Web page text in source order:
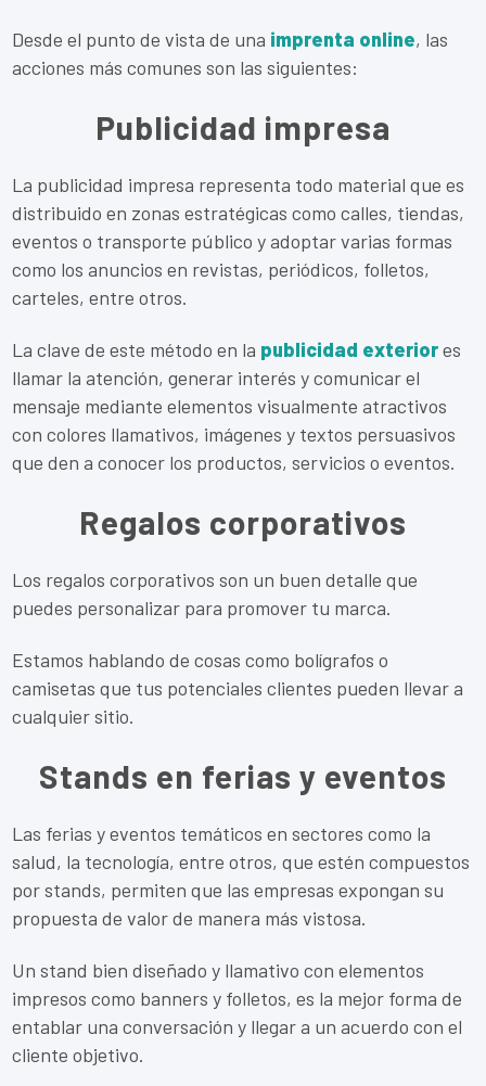
Desde el punto de vista de una imprenta online, las
acciones más comunes son las siguientes:
Publicidad impresa
La publicidad impresa representa todo material que es
distribuido en zonas estratégicas como calles, tiendas,
eventos o transporte público y adoptar varias formas
como los anuncios en revistas, periódicos, folletos,
carteles, entre otros.
La clave de este método en la publicidad exteriores
llamar la atención, generar interés y comunicar el
mensaje mediante elementos visualmente atractivos
con colores llamativos, imágenes y textos persuasivos
que den a conocer los productos, servicios o eventos.
Regalos corporativos
Los regalos corporativos son un buen detalle que
puedes personalizar para promover tu marca.
Estamos hablando de cosas como bolígrafos o
camisetas que tus potenciales clientes pueden llevar a
cualquier sitio.
Stands en ferias y eventos
Las ferias y eventos temáticos en sectores como la
salud, la tecnología, entre otros, que estén compuestos
por stands, permiten que las empresas expongan su
propuesta de valor de manera más vistosa.
Un stand bien diseñado y llamativo con elementos
impresos como banners y folletos, es la mejor forma de
entablar una conversación y llegar a un acuerdo con el
cliente objetivo.